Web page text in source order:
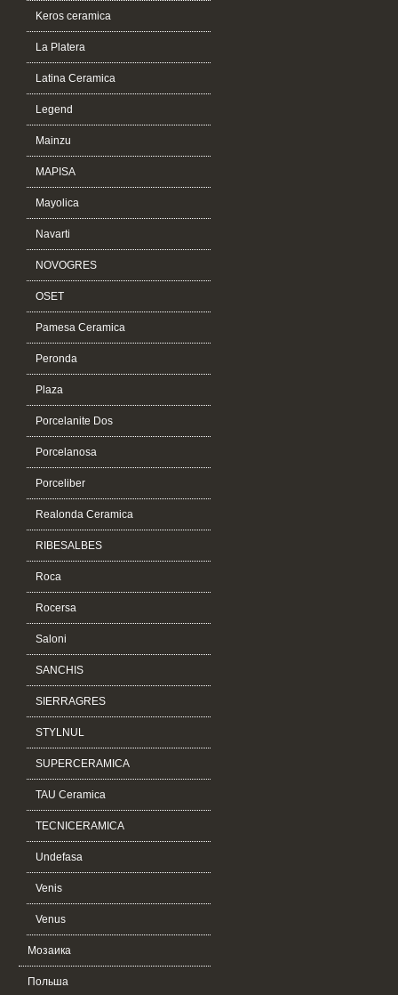
Keros ceramica
La Platera
Latina Ceramica
Legend
Mainzu
MAPISA
Mayolica
Navarti
NOVOGRES
OSET
Pamesa Ceramica
Peronda
Plaza
Porcelanite Dos
Porcelanosa
Porceliber
Realonda Ceramica
RIBESALBES
Roca
Rocersa
Saloni
SANCHIS
SIERRAGRES
STYLNUL
SUPERCERAMICA
TAU Ceramica
TECNICERAMICA
Undefasa
Venis
Venus
Мозаика
Польша